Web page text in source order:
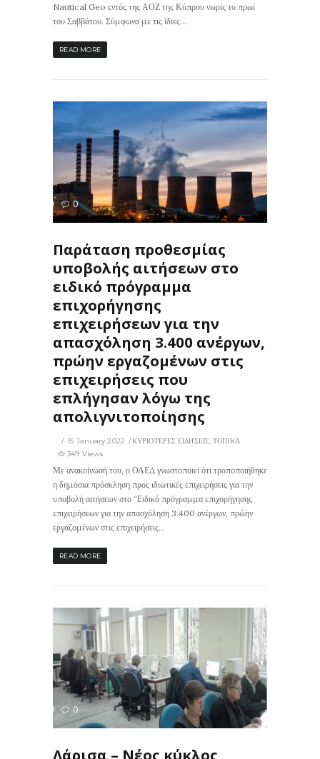
Nautical Geo εντός της ΑΟΖ της Κύπρου νωρίς το πρωί
του Σαββάτου. Σύμφωνα με τις ίδιες...
READ MORE
349 0
Παράταση προθεσμίας
υποβολής αιτήσεων στο
ειδικό πρόγραμμα
επιχορήγησης
επιχειρήσεων για την
απασχόληση 3.400 ανέργων,
πρώην εργαζομένων στις
επιχειρήσεις που
επλήγησαν λόγω της
απολιγνιτοποίησης
15 January 2022 ΚΥΡΙΟΤΕΡΕΣ ΕΙΔΗΣΕΙΣ,ΤΟΠΙΚΑ
349 Views
Με ανακοίνωσή του, ο ΟΑΕΔ γνωστοποιεί ότι τροποποιήθηκε
η δημόσια πρόσκληση προς ιδιωτικές επιχειρήσεις για την
υποβολή αιτήσεων στο “Ειδικό πρόγραμμα επιχορήγησης
επιχειρήσεων για την απασχόληση 3.400 ανέργων, πρώην
εργαζομένων στις επιχειρήσεις...
READ MORE
299 0